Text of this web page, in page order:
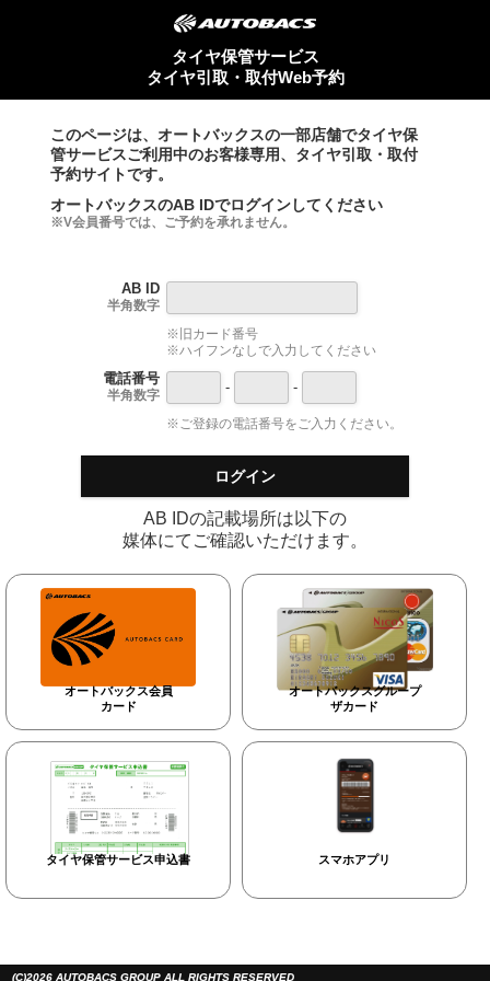
タイヤ保管サービス
タイヤ引取・取付Web予約
このページは、オートバックスの一部店舗でタイヤ保
管サービスご利用中のお客様専用、タイヤ引取・取付
予約サイトです。
オートバックスのAB IDでログインしてください
※V会員番号では、ご予約を承れません。
AB ID
半角数字
※旧カード番号
※ハイフンなしで入力してください
電話番号
半角数字 - -
※ご登録の電話番号をご入力ください。
ログイン
AB IDの記載場所は以下の
媒体にてご確認いただけます。
オートバックス会員
カード
オートバックスグループ
ザカード
タイヤ保管サービス申込書 スマホアプリ
(C)2026 AUTOBACS GROUP ALL RIGHTS RESERVED